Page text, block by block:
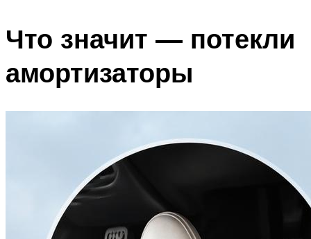
Что значит — потекли
амортизаторы